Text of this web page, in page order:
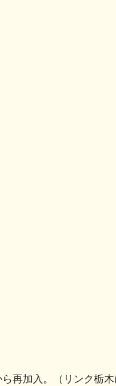
加入。（リンク栃